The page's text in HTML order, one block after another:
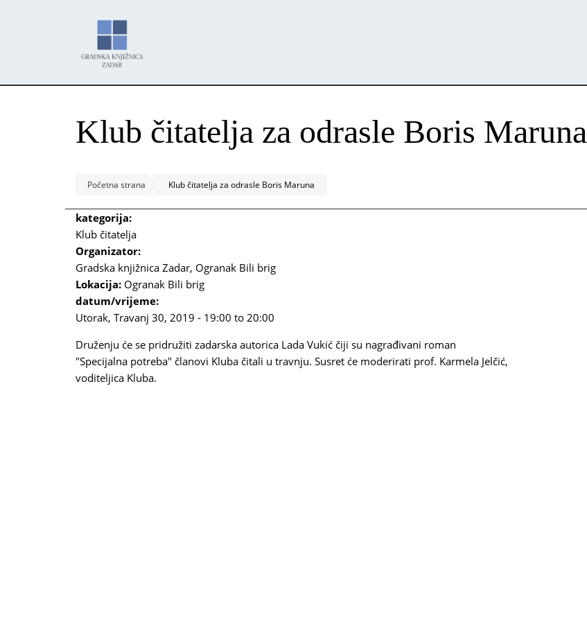
Klub čitatelja za odrasle Boris Maruna
Početna strana Klub čitatelja za odrasle Boris Maruna
kategorija:
Klub čitatelja
Organizator:
Gradska knjižnica Zadar, Ogranak Bili brig
Lokacija: Ogranak Bili brig
datum/vrijeme:
Utorak, Travanj 30, 2019 - 19:00 to 20:00
Druženju će se pridružiti zadarska autorica Lada Vukić čiji su nagrađivani roman
"Specijalna potreba" članovi Kluba čitali u travnju. Susret će moderirati prof. Karmela Jelčić,
voditeljica Kluba.